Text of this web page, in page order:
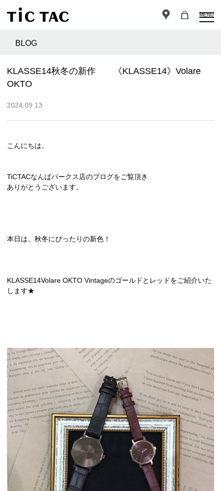
MENU
BLOG
KLASSE14秋冬の新作 《KLASSE14》Volare
OKTO
2024.09.13
こんにちは。
TiCTACなんばパークス店のブログをご覧頂き
ありがとうございます。
本日は、秋冬にぴったりの新色！
KLASSE14Volare OKTO Vintageのゴールドとレッドをご紹介いた
します★